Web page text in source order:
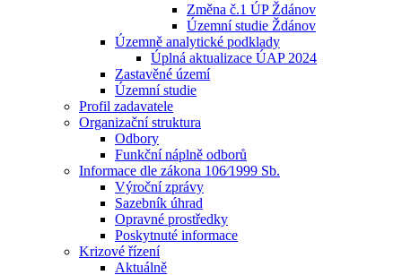
Změna č.1 ÚP Ždánov
Územní studie Ždánov
Územně analytické podklady
Úplná aktualizace ÚAP 2024
Zastavěné území
Územní studie
Profil zadavatele
Organizační struktura
Odbory
Funkční náplně odborů
Informace dle zákona 106⁄1999 Sb.
Výroční zprávy
Sazebník úhrad
Opravné prostředky
Poskytnuté informace
Krizové řízení
Aktuálně